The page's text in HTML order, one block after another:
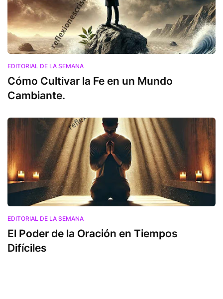
EDITORIAL DE LA SEMANA
Cómo Cultivar la Fe en un Mundo
Cambiante.
EDITORIAL DE LA SEMANA
El Poder de la Oración en Tiempos
Difíciles